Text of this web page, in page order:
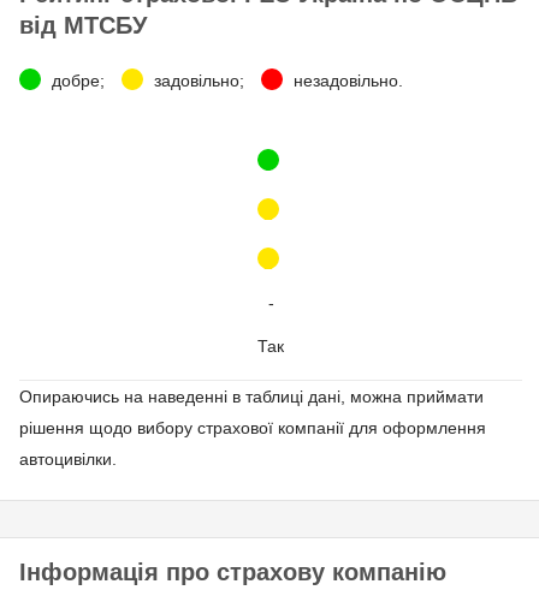
від МТСБУ
добре; задовільно; незадовільно.
3
2
2
-
Так
Опираючись на наведенні в таблиці дані, можна приймати
рішення щодо вибору страхової компанії для оформлення
автоцивілки.
Інформація про страхову компанію